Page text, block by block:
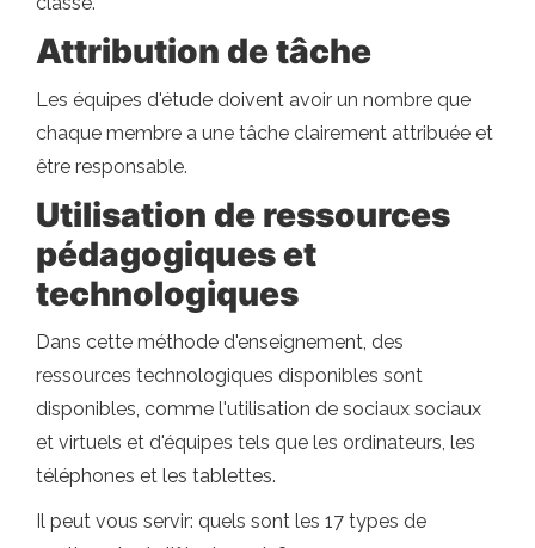
Attribution de tâche
Les équipes d'étude doivent avoir un nombre que
chaque membre a une tâche clairement attribuée et
être responsable.
Utilisation de ressources
pédagogiques et
technologiques
Dans cette méthode d'enseignement, des
ressources technologiques disponibles sont
disponibles, comme l'utilisation de sociaux sociaux
et virtuels et d'équipes tels que les ordinateurs, les
téléphones et les tablettes.
Il peut vous servir: quels sont les 17 types de